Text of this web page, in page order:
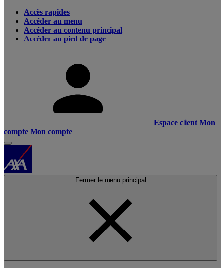
Accès rapides
Accéder au menu
Accéder au contenu principal
Accéder au pied de page
Espace client Mon
compte Mon compte
Fermer le menu principal